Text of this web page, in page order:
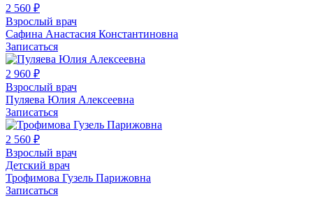
2 560 ₽
Взрослый врач
Сафина Анастасия Константиновна
Записаться
2 960 ₽
Взрослый врач
Пуляева Юлия Алексеевна
Записаться
2 560 ₽
Взрослый врач
Детский врач
Трофимова Гузель Парижовна
Записаться